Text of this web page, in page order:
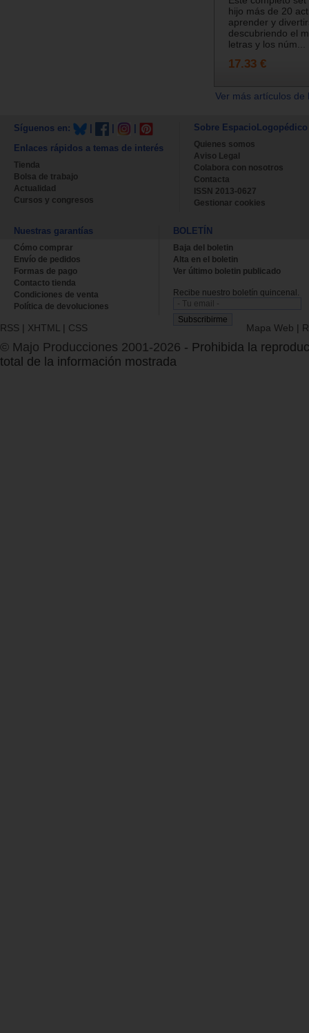
hijo más de 20
aprender y
descubriendo el
letras y los núm...
17.33 €
Ver más artículos
Síguenos en:
Enlaces rápidos a temas de interés
Tienda
Bolsa de trabajo
Actualidad
Cursos y congresos
Sobre EspacioLogopédico
Quienes somos
Aviso Legal
Colabora con nosotros
Contacta
ISSN 2013-0627
Gestionar cookies
Nuestras garantías
Cómo comprar
Envío de pedidos
Formas de pago
Contacto tienda
Condiciones de venta
Política de devoluciones
BOLETÍN
Baja del boletin
Alta en el boletin
Ver último boletin publicado
Recibe nuestro boletín quincenal.
RSS | XHTML | CSS Mapa Web |
© Majo Producciones 2001-2026 - Prohibida la
total de la información mostrada